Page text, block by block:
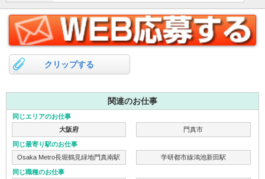
クリップする
関連のお仕事
同じエリアのお仕事
大阪府
門真市
同じ最寄り駅のお仕事
Osaka Metro長堀鶴見緑地門真南駅
学研都市線鴻池新田駅
同じ職種のお仕事